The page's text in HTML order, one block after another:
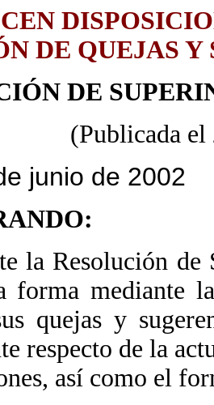
DE QUEJAS
DE
(Publicada
junio de 2002
la Resolución
forma mediante
quejas y
respecto de la
así como el